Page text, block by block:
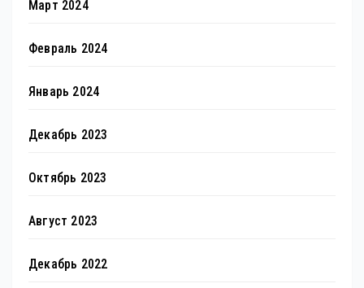
Март 2024
Февраль 2024
Январь 2024
Декабрь 2023
Октябрь 2023
Август 2023
Декабрь 2022